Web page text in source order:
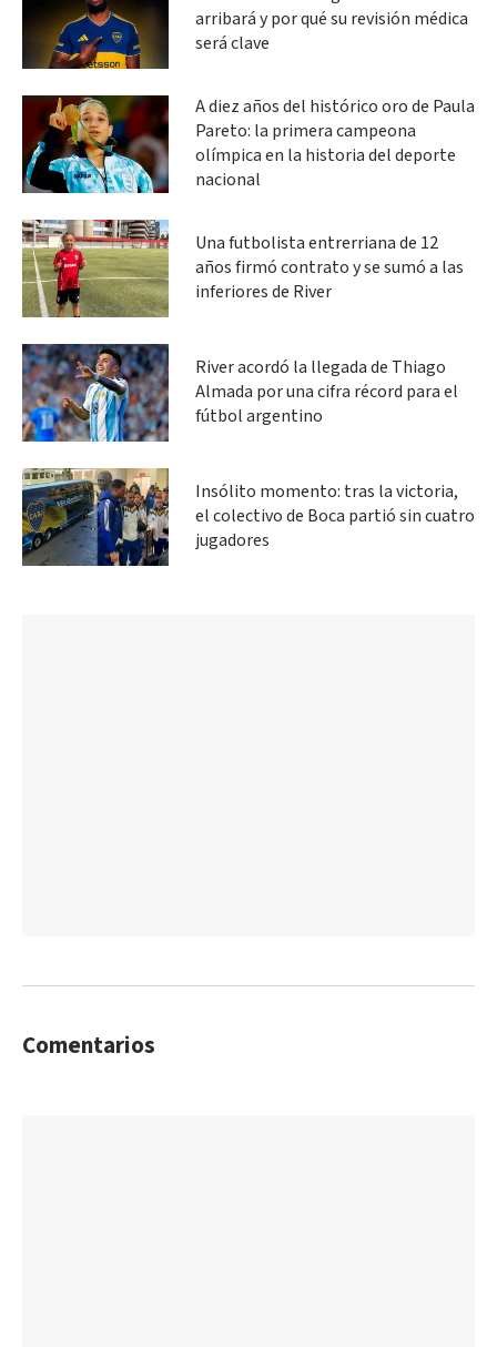
arribará y por qué su revisión médica
será clave
A diez años del histórico oro de Paula
Pareto: la primera campeona
olímpica en la historia del deporte
nacional
Una futbolista entrerriana de 12
años firmó contrato y se sumó a las
inferiores de River
River acordó la llegada de Thiago
Almada por una cifra récord para el
fútbol argentino
Insólito momento: tras la victoria,
el colectivo de Boca partió sin cuatro
jugadores
Comentarios